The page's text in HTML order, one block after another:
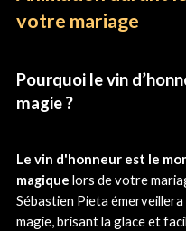
votre mariage
Pourquoi le vin
magie ?
Le vin d'honneur est le
magique lors de votre
Sébastien Pieta
magie, brisant la glace et